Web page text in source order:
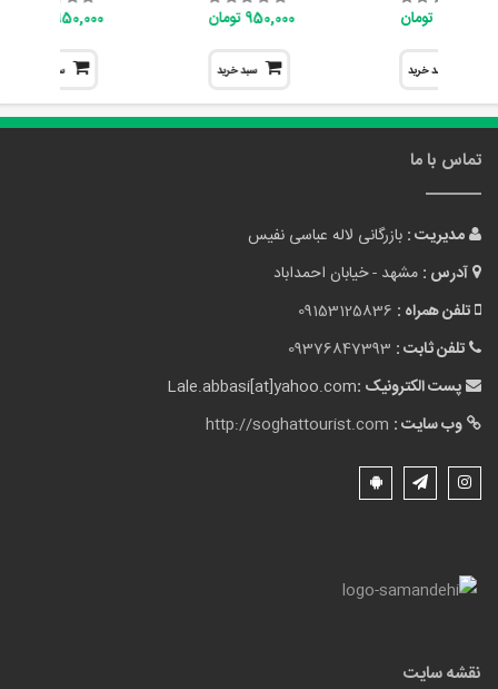
سبد خرید
950,000 تومان
سبد خرید
950,000 تومان
سبد خرید
تماس با ما
مدیریت : بازرگانی لاله عباسی نفیس
آدرس : مشهد - خیابان احمداباد
تلفن همراه : 09153125836
تلفن ثابت : 09376847393
پست الکترونیک :Lale.abbasi[at]yahoo.com
وب سایت : http://soghattourist.com
نقشه سایت